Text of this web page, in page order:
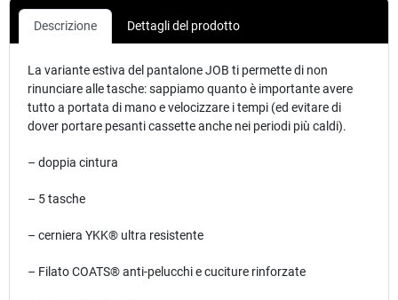
Descrizione Dettagli del prodotto
La variante estiva del pantalone JOB ti permette di non
rinunciare alle tasche: sappiamo quanto è importante avere
tutto a portata di mano e velocizzare i tempi (ed evitare di
dover portare pesanti cassette anche nei periodi più caldi).
– doppia cintura
– 5 tasche
– cerniera YKK® ultra resistente
– Filato COATS® anti-pelucchi e cuciture rinforzate